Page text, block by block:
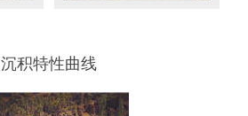
沉积特性曲线